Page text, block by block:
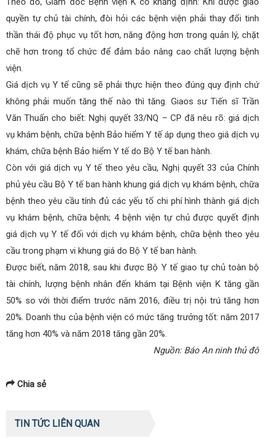
quyền tự chủ tài chính, đòi hỏi các bệnh viện phải thay đổi tinh
thần thái độ phục vụ tốt hơn, năng động hơn trong quản lý, chặt
chẽ hơn trong tổ chức để đảm bảo nâng cao chất lượng bệnh
viện.
Giá dịch vụ Y tế cũng sẽ phải thực hiện theo đúng quy định chứ
không phải muốn tăng thế nào thì tăng. Giaos sư Tiến sĩ Trần
Văn Thuấn cho biết: Nghị quyết 33/NQ – CP đã nêu rõ: giá dịch
vụ khám bệnh, chữa bệnh Bảo hiểm Y tế áp dụng theo giá dịch vụ
khám, chữa bệnh Bảo hiểm Y tế do Bộ Y tế ban hành.
Còn với giá dịch vụ Y tế theo yêu cầu, Nghị quyết 33 của Chính
phủ yêu cầu Bộ Y tế ban hành khung giá dịch vụ khám bệnh, chữa
bệnh theo yêu cầu tính đủ các yếu tố chi phí hình thành giá dịch
vụ khám bệnh, chữa bệnh; 4 bệnh viện tự chủ được quyết định
giá dịch vụ Y tế đối với dịch vụ khám bệnh, chữa bệnh theo yêu
cầu trong phạm vi khung giá do Bộ Y tế ban hành.
Được biết, năm 2018, sau khi được Bộ Y tế giao tự chủ toàn bộ
tài chính, lượng bệnh nhân đến khám tại Bệnh viện K tăng gần
50% so với thời điểm trước năm 2016, điều trị nội trú tăng hơn
20%. Doanh thu của bệnh viện có mức tăng trưởng tốt: năm 2017
tăng hơn 40% và năm 2018 tăng gần 20%.
Nguồn: Báo An ninh thủ đô
Chia sẻ
TIN TỨC LIÊN QUAN